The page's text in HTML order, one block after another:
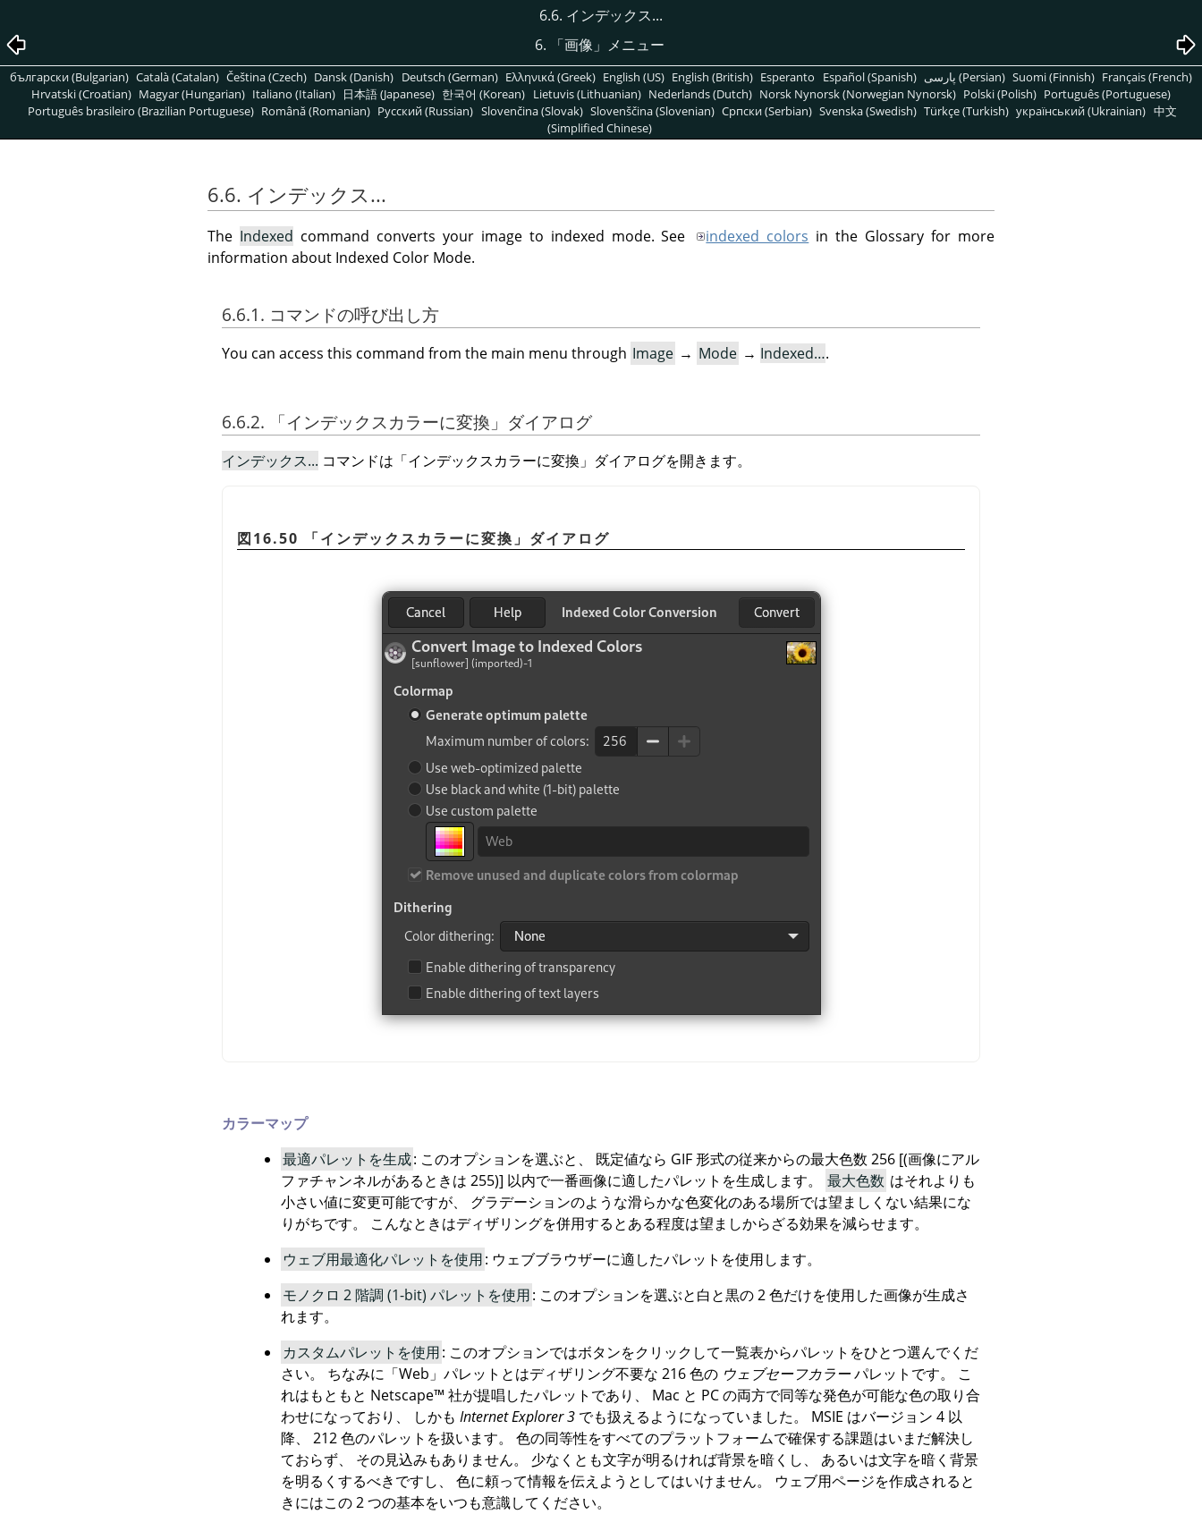
6.6. インデックス...
6.
「画像 」 メニュー
български (Bulgarian) Català (Catalan) Čeština (Czech) Dansk (Danish) Deutsch (German) Ελληνικά (Greek) English (US) English (British) Esperanto Español (Spanish) پارسی (Persian) Suomi (Finnish) Français (French)
Hrvatski (Croatian) Magyar (Hungarian) Italiano (Italian) 日本語 (Japanese) 한국어 (Korean) Lietuvis (Lithuanian) Nederlands (Dutch) Norsk Nynorsk (Norwegian Nynorsk) Polski (Polish) Português (Portuguese)
Português brasileiro (Brazilian Portuguese) Română (Romanian) Pусский (Russian) Slovenčina (Slovak) Slovenščina (Slovenian) Српски (Serbian) Svenska (Swedish) Türkçe (Turkish) український (Ukrainian) 中文
(Simplified Chinese)
6.6. インデックス...
The Indexed command converts your image to indexed mode. See indexed colors in the Glossary for more
information about Indexed Color Mode.
6.6.1. コマンドの呼び出し方
You can access this command from the main menu through Image → Mode → Indexed….
6.6.2. 「インデックスカラーに変換 」 ダイアログ
インデックス... コマンドは 「インデックスカラーに変換 」 ダイアログを開きます。
図16.50 「インデックスカラーに変換 」 ダイアログ
カラーマップ
最適パレットを生成: このオプションを選ぶと、 既定値なら GIF形式の従来からの最大色数 256 [(画像にアル
ファチャンネルがあるときは 255)] 以内で一番画像に適したパレットを生成します。
最大色数 はそれよりも
小さい値に変更可能ですが、 グラデーションのような滑らかな色変化のある場所では望ましくない結果にな
りがちです。 こんなときはディザリングを併用するとある程度は望ましからざる効果を減らせます。
ウェブ用最適化パレットを使用: ウェブブラウザーに適したパレットを使用します。
モノクロ 2 階調 (1-bit) パレットを使用: このオプションを選ぶと白と黒の 2 色だけを使用した画像が生成さ
れます。
カスタムパレットを使用: このオプションではボタンをクリックして一覧表からパレットをひとつ選んでくだ
さい。 ちなみに 「Web 」 パレットとはディザリング不要な 216 色の ウェブセーフカラーパレットです。 こ
れはもともと Netscape™ 社が提唱したパレットであり、 Mac と PCの両方で同等な発色が可能な色の取り合
わせになっており、 しかも Internet Explorer 3でも扱えるようになっていました。 MSIE はバージョン 4 以
降、 212 色のパレットを扱います。 色の同等性をすべてのプラットフォームで確保する課題はいまだ解決し
ておらず、 その見込みもありません。 少なくとも文字が明るければ背景を暗くし、 あるいは文字を暗く背景
を明るくするべきですし、 色に頼って情報を伝えようとしてはいけません。 ウェブ用ページを作成されると
きにはこの 2 つの基本をいつも意識してください。